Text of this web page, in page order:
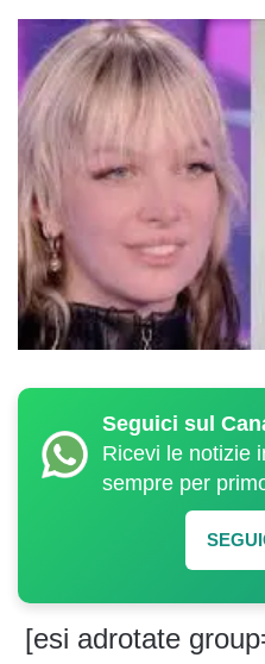
Seguici sul
Ricevi le notizie
sempre per
[esi adrotate